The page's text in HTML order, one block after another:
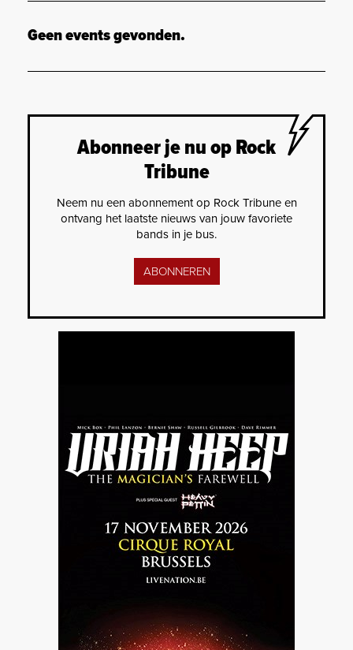
Geen events gevonden.
Abonneer je nu op Rock
Tribune
Neem nu een abonnement op Rock Tribune en
ontvang het laatste nieuws van jouw favoriete
bands in je bus.
ABONNEREN